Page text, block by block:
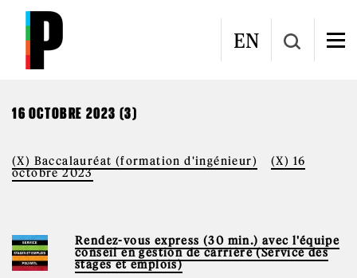
Aller au contenu principal
EN
CALENDRIER
16 OCTOBRE 2023 (3)
(X) Baccalauréat (formation d'ingénieur)
(X) 16
octobre 2023
Rendez-vous express (30 min.) avec l'équipe
conseil en gestion de carrière (Service des
stages et emplois)